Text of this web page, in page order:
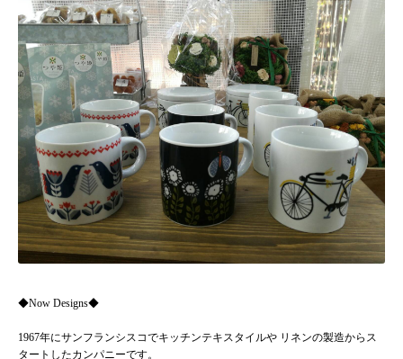
◆Now Designs◆
1967年にサンフランシスコでキッチンテキスタイルや リネンの製造からス
タートしたカンパニーです。